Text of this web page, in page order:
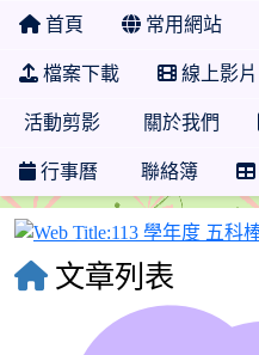
首頁 常用網站
檔案下載 線上影片
活動剪影 關於我們
行事曆 聯絡簿
文章列表